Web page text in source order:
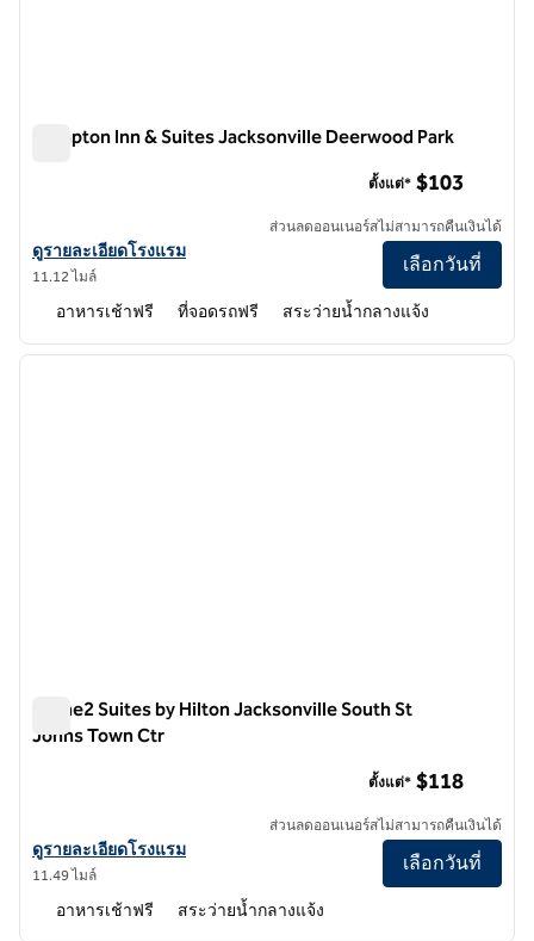
Hampton Inn & Suites Jacksonville Deerwood Park
ดูรายละเอียดโรงแรม Hampton Inn & Suites Jacksonville Deerwood
ดูรายละเอียดโรงแรม
11.12 ไมล์
ตั้งแต่* $103
ส่วนลดออนเนอร์สไม่สามารถคืนเงินได้
เลือกวันที่
อาหารเช้าฟรี ที่จอดรถฟรี สระว่ายน้ำกลางแจ้ง
1 จาก 12
ภาพถั
Home2 Suites by Hilton Jacksonville South St
Johns Town Ctr
ดูรายละเอียดโรงแรมสําหรับ Home2 Suites by Hilton Jacksonville
ดูรายละเอียดโรงแรม
11.49 ไมล์
ตั้งแต่* $118
ส่วนลดออนเนอร์สไม่สามารถคืนเงินได้
เลือกวันที่
อาหารเช้าฟรี สระว่ายน้ำกลางแจ้ง